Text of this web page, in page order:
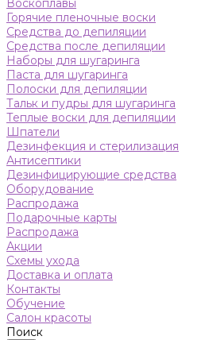
Воскоплавы
Горячие пленочные воски
Средства до депиляции
Средства после депиляции
Наборы для шугаринга
Паста для шугаринга
Полоски для депиляции
Тальк и пудры для шугаринга
Теплые воски для депиляции
Шпатели
Дезинфекция и стерилизация
Антисептики
Дезинфицирующие средства
Оборудование
Распродажа
Подарочные карты
Распродажа
Акции
Схемы ухода
Доставка и оплата
Контакты
Обучение
Салон красоты
Поиск